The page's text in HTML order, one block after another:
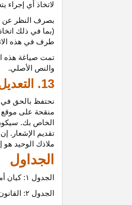
لاتخاذ أي إجراء
بصرف النظر عن
(بما في ذلك
طرف في هذه
تمت صياغة هذه
والنص
الأصلي.
13. التعديل
نحتفظ بالحق في
منقحة على موقع
الخاص بك. سيكون
تقديم الإشعار.
ملاذك الوحيد هو
الجداول
الجدول ۱:
كيان
الجدول ۲: